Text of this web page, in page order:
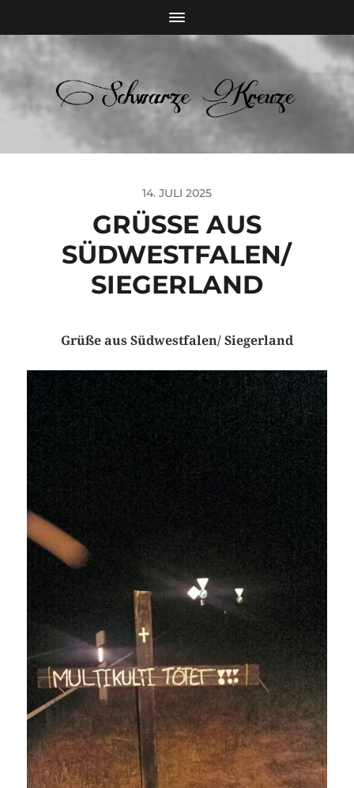
14. JULI 2025
GRÜSSE AUS S
ÜDWESTFALEN/ S
IEGERLAND
Grüße aus Südwestfalen/ Siegerland